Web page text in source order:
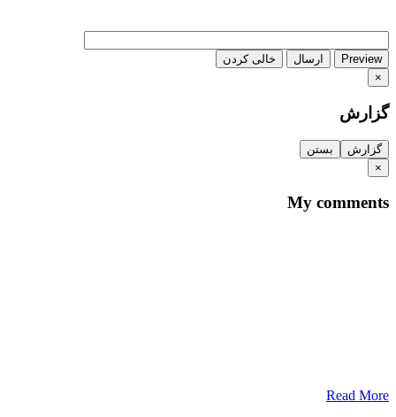
Preview ارسال
خالی کردن
×
گزارش
گزارش
بستن
×
My comments
Read More